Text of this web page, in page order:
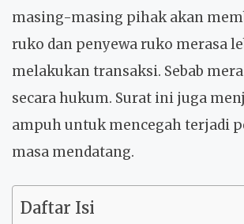
masing-masing pihak akan
ruko dan penyewa ruko merasa
melakukan transaksi. Sebab
secara hukum. Surat ini juga
ampuh untuk mencegah terjadi
masa mendatang.
Daftar Isi